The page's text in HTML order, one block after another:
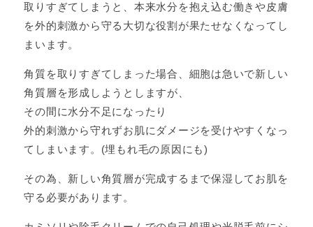
取りすぎてしまうと、本来水分を抱え込む働きや皮膚
を外的刺激から守る大切な役割が果たせなくなってし
まいます。
角質を取りすぎてしまった場合、細胞は急いで新しい
角質層を形成しようとしますが、
その間に水分不足になったり
外的刺激から守れずお肌にダメージを受けやすくなっ
てしまいます。(埋もれ毛の原因にも)
その為、新しい角質層が完成するまで保湿してお肌を
守る必要があります。